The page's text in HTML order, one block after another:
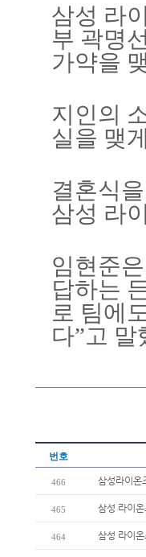
삼성 라
부 곽명
가약을
지인의
실을 맺
결혼식
삼성 라
임현준
답하는
로 팀에
다”고 말
번호
466 삼성라이온
465 삼성 라이
464 삼성 라이